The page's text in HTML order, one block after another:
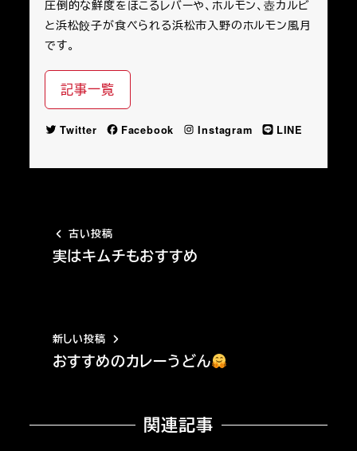
圧倒的な鮮度をほこるレバーや、ホルモン、壺カルビ
と浜松餃子が食べられる浜松市入野のホルモン風月
です。
記事一覧
Twitter Facebook Instagram LINE
古い投稿
実はキムチもおすすめ
新しい投稿
おすすめのカレーうどん
関連記事